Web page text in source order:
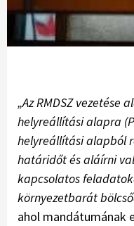
„Az RMDSZ
helyreállítási alapra
helyreállítási alapból
határidőt és aláírni
kapcsolatos
környezetbarát
ahol mandátumának